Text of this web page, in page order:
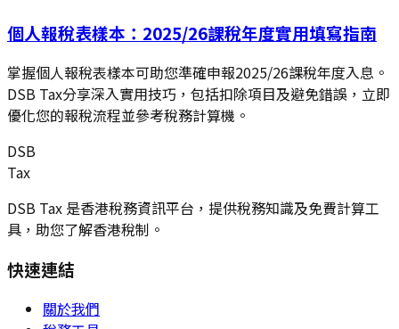
個人報稅表樣本：2025/26課稅年度實用填寫指南
掌握個人報稅表樣本可助您準確申報2025/26課稅年度入息。
DSB Tax分享深入實用技巧，包括扣除項目及避免錯誤，立即
優化您的報稅流程並參考稅務計算機。
DSB
Tax
DSB Tax 是香港稅務資訊平台，提供稅務知識及免費計算工
具，助您了解香港稅制。
快速連結
關於我們